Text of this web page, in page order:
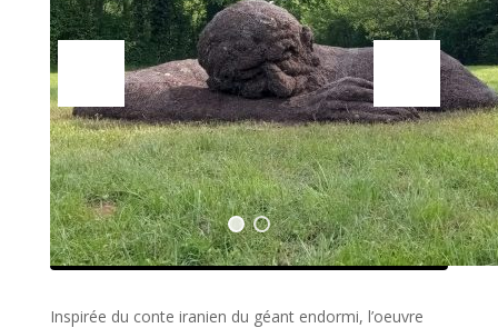
Inspirée du conte iranien du géant endormi, l’oeuvre